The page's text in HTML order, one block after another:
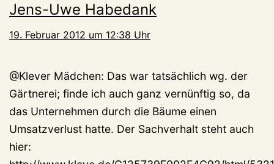
Jens-Uwe Habedank
19. Februar 2012 um 12:38 Uhr
@Klever Mädchen: Das war tatsächlich wg. der
Gärtnerei; finde ich auch ganz vernünftig so, da
das Unternehmen durch die Bäume einen
Umsatzverlust hatte. Der Sachverhalt steht auch
hier: